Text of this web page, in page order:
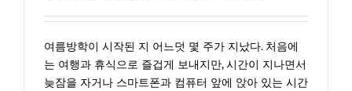
여름방학이 시작된 지 어느덧 몇 주가 지났다. 처음에
는 여행과 휴식으로 즐겁게 보내지만, 시간이 지나면서
늦잠을 자거나 스마트폰과 컴퓨터 앞에 앉아 있는 시간